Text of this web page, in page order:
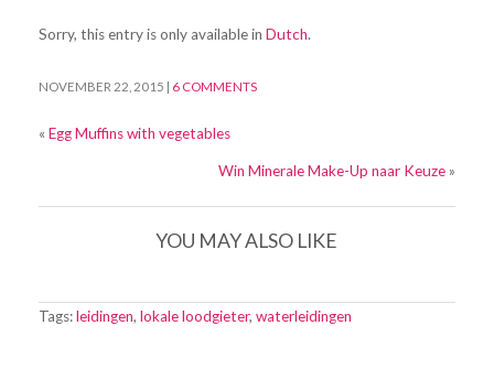
Sorry, this entry is only available in Dutch.
NOVEMBER 22, 2015 | 6 COMMENTS
« Egg Muffins with vegetables
Win Minerale Make-Up naar Keuze »
YOU MAY ALSO LIKE
Tags:leidingen, lokale loodgieter, waterleidingen